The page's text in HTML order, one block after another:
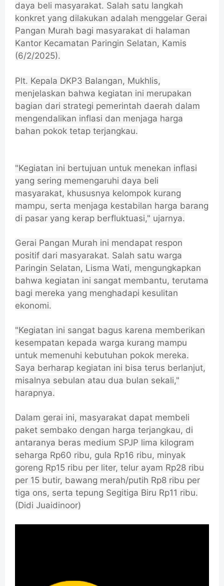
daya beli masyarakat. Salah satu langkah
konkret yang dilakukan adalah menggelar Gerai
Pangan Murah bagi masyarakat di halaman
Kantor Kecamatan Paringin Selatan, Kamis
(6/2/2025).
Plt. Kepala DKP3 Balangan, Mukhlis,
menjelaskan bahwa kegiatan ini merupakan
bagian dari strategi pemerintah daerah dalam
mengendalikan inflasi dan menjaga harga
bahan pokok tetap terjangkau.
"Kegiatan ini bertujuan untuk menekan inflasi
yang sering memengaruhi daya beli
masyarakat, khususnya kelompok kurang
mampu, serta menjaga kestabilan harga barang
di pasar yang kerap berfluktuasi," ujarnya.
Gerai Pangan Murah ini mendapat respon
positif dari masyarakat. Salah satu warga
Paringin Selatan, Lisma Wati, mengungkapkan
bahwa kegiatan ini sangat membantu, terutama
bagi mereka yang menghadapi kesulitan
ekonomi.
"Kegiatan ini sangat bagus karena memberikan
kesempatan kepada warga kurang mampu
untuk memenuhi kebutuhan pokok mereka.
Saya berharap kegiatan ini bisa terus berlanjut,
misalnya sebulan atau dua bulan sekali,"
harapnya.
Dalam gerai ini, masyarakat dapat membeli
paket sembako dengan harga terjangkau, di
antaranya beras medium SPJP lima kilogram
seharga Rp60 ribu, gula Rp16 ribu, minyak
goreng Rp15 ribu per liter, telur ayam Rp28 ribu
per 15 butir, bawang merah/putih Rp8 ribu per
tiga ons, serta tepung Segitiga Biru Rp11 ribu.
(Didi Juaidinoor)